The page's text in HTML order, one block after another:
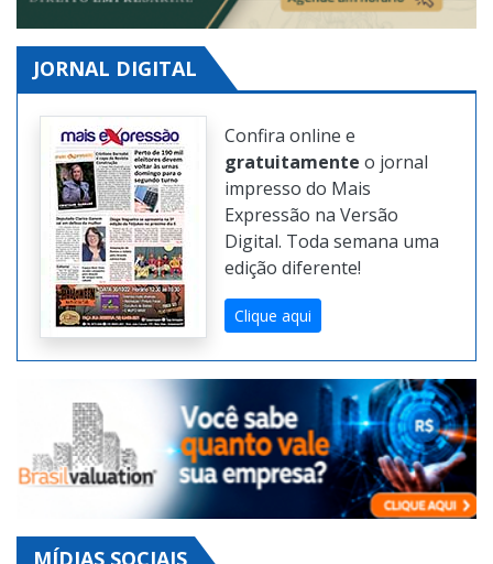
JORNAL DIGITAL
Confira online e
gratuitamenteo jornal
impresso do Mais
Expressão na Versão
Digital. Toda semana uma
edição diferente!
Clique aqui